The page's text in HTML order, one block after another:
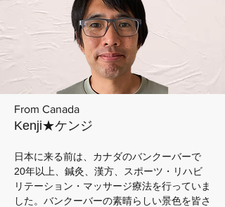
From Canada
Kenji★ケンジ
日本に来る前は、カナダのバンクーバーで
20年以上、鍼灸、漢方、スポーツ・リハビ
リテーション・マッサージ療法を行っていま
した。バンクーバーの素晴らしい景色を皆さ